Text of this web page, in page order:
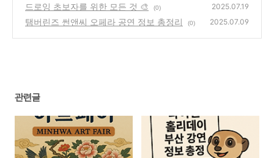
드로잉 초보자를 위한 모든 것 🎨 (0) 2025.07.19
탬버린즈 썬앤씨 오페라 공연 정보 총정리 (0) 2025.07.09
관련글